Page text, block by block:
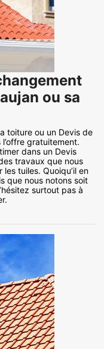
ou sa
toiture ou un Devis de
gratuitement.
dans un Devis
travaux que nous
tuiles. Quoiqu’il en
que nous notons soit
surtout pas à